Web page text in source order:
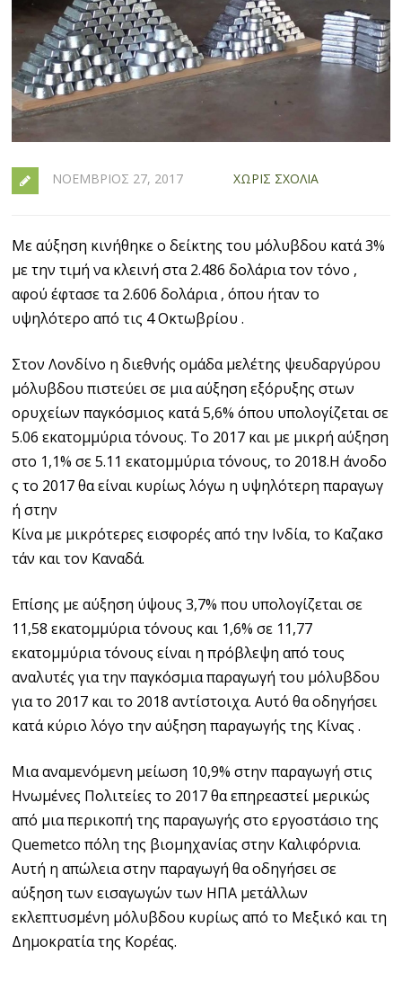
ΝΟΈΜΒΡΙΟΣ 27, 2017 ΧΩΡΊΣ ΣΧΌΛΙΑ
Με αύξηση κινήθηκε ο δείκτης του μόλυβδου κατά 3%
με την τιμή να κλεινή στα 2.486 δολάρια τον τόνο ,
αφού έφτασε τα 2.606 δολάρια , όπου ήταν το
υψηλότερο από τις 4 Οκτωβρίου .
Στον Λονδίνο η διεθνής ομάδα μελέτης ψευδαργύρου
μόλυβδου πιστεύει σε μια αύξηση εξόρυξης στων
ορυχείων παγκόσμιος κατά 5,6% όπου υπολογίζεται σε
5.06 εκατομμύρια τόνους. Το 2017 και με μικρή αύξηση
στο 1,1% σε 5.11 εκατομμύρια τόνους, το 2018.Η άνοδο
ς το 2017 θα είναι κυρίως λόγω η υψηλότερη παραγωγ
ή στην
Κίνα με μικρότερες εισφορές από την Ινδία, το Καζακσ
τάν και τον Καναδά.
Επίσης με αύξηση ύψους 3,7% που υπολογίζεται σε
11,58 εκατομμύρια τόνους και 1,6% σε 11,77
εκατομμύρια τόνους είναι η πρόβλεψη από τους
αναλυτές για την παγκόσμια παραγωγή του μόλυβδου
για το 2017 και το 2018 αντίστοιχα. Αυτό θα οδηγήσει
κατά κύριο λόγο την αύξηση παραγωγής της Κίνας .
Μια αναμενόμενη μείωση 10,9% στην παραγωγή στις
Ηνωμένες Πολιτείες το 2017 θα επηρεαστεί μερικώς
από μια περικοπή της παραγωγής στο εργοστάσιο της
Quemetco πόλη της βιομηχανίας στην Καλιφόρνια.
Αυτή η απώλεια στην παραγωγή θα οδηγήσει σε
αύξηση των εισαγωγών των ΗΠΑ μετάλλων
εκλεπτυσμένη μόλυβδου κυρίως από το Μεξικό και τη
Δημοκρατία της Κορέας.